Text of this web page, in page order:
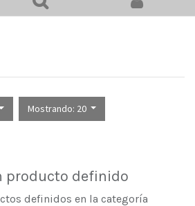
Mostrando: 20
producto definido
definidos en la categoría